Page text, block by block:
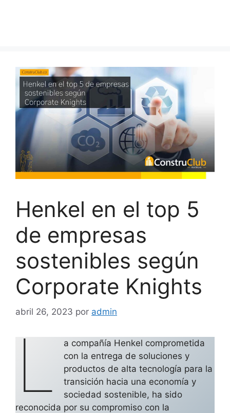
Henkel en el top 5
de empresas
sostenibles según
Corporate Knights
abril 26, 2023 por admin
L
a compañía Henkel comprometida
con la entrega de soluciones y
productos de alta tecnología para la
transición hacia una economía y
sociedad sostenible, ha sido
reconocida por su compromiso con la